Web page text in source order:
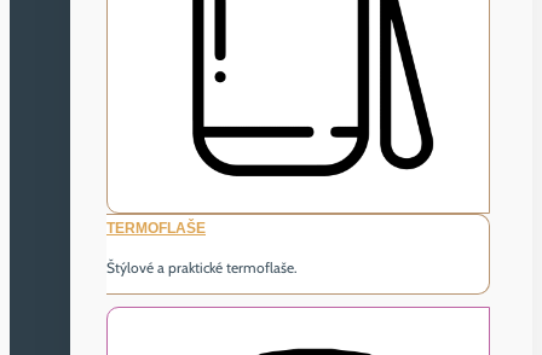
TERMOFLAŠE
Štýlové a praktické termoflaše.